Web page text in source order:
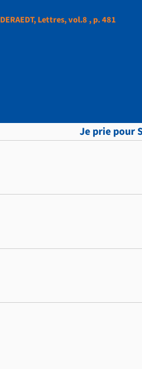
DERAEDT, Lettres, vol.8 , p. 481
Je prie pour